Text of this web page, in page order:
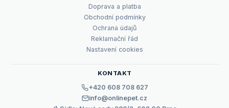
Doprava a platba
Obchodní podmínky
Ochrana údajů
Reklamační řád
Nastavení cookies
KONTAKT
+420 608 708 627
info@onlinepet.cz